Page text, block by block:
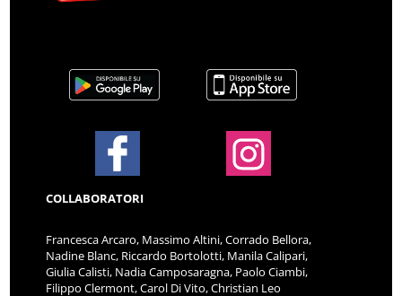
COLLABORATORI
Francesca Arcaro, Massimo Altini, Corrado Bellora,
Nadine Blanc, Riccardo Bortolotti, Manila Calipari,
Giulia Calisti, Nadia Camposaragna, Paolo Ciambi,
Filippo Clermont, Carol Di Vito, Christian Leo